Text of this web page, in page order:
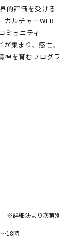
的評価を受ける
カルチャーWEB
ミュニティ
集まり、感性、
神を育むプログラ
※詳細決まり次第別
18時